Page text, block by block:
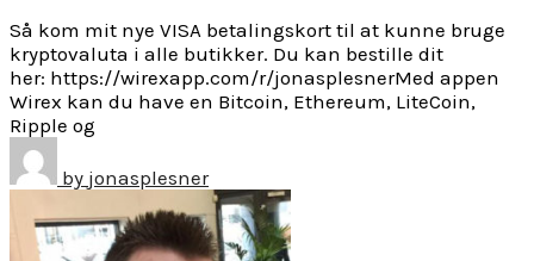
Så kom mit nye VISA betalingskort til at kunne bruge
kryptovaluta i alle butikker. Du kan bestille dit
her: https://wirexapp.com/r/jonasplesnerMed appen
Wirex kan du have en Bitcoin, Ethereum, LiteCoin,
Ripple og
by jonasplesner